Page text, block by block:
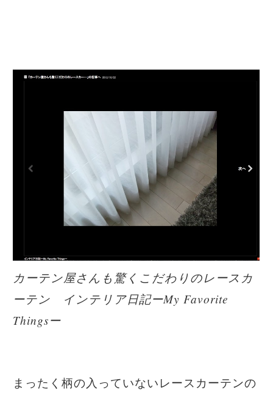
カーテン屋さんも驚くこだわりのレースカ
ーテン インテリア日記ーMy Favorite
Thingsー
まったく柄の入っていないレースカーテンの